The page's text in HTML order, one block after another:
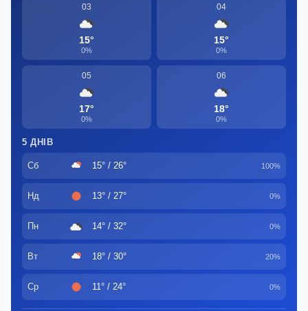
03
15°
0%
04
15°
0%
05
17°
0%
06
18°
0%
5 ДНІВ
Сб 15° / 26° 100%
Нд 13° / 27° 0%
Пн 14° / 32° 0%
Вт 18° / 30° 20%
Ср 11° / 24° 0%